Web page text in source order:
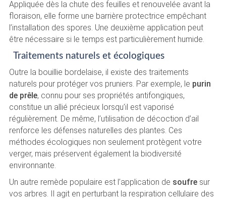
Appliquée dès la chute des feuilles et renouvelée avant la
floraison, elle forme une barrière protectrice empêchant
l’installation des spores. Une deuxième application peut
être nécessaire si le temps est particulièrement humide.
Traitements naturels et écologiques
Outre la bouillie bordelaise, il existe des traitements
naturels pour protéger vos pruniers. Par exemple, le purin
de prêle, connu pour ses propriétés antifongiques,
constitue un allié précieux lorsqu’il est vaporisé
régulièrement. De même, l’utilisation de décoction d’ail
renforce les défenses naturelles des plantes. Ces
méthodes écologiques non seulement protègent votre
verger, mais préservent également la biodiversité
environnante.
Un autre remède populaire est l’application de soufresur
vos arbres. Il agit en perturbant la respiration cellulaire des